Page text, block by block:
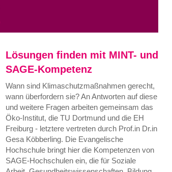
Lösungen finden mit MINT- und
SAGE-Kompetenz
Wann sind Klimaschutzmaßnahmen gerecht,
wann überfordern sie? An Antworten auf diese
und weitere Fragen arbeiten gemeinsam das
Öko-Institut, die TU Dortmund und die EH
Freiburg - letztere vertreten durch Prof.in Dr.in
Gesa Köbberling. Die Evangelische
Hochschule bringt hier die Kompetenzen von
SAGE-Hochschulen ein, die für Soziale